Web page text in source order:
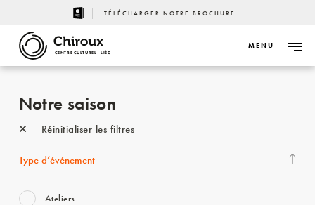
TÉLÉCHARGER NOTRE BROCHURE
CENTRE CULTUREL - LIÈGE
MENU
Notre saison
Réinitialiser les filtres
Type d’événement
Ateliers